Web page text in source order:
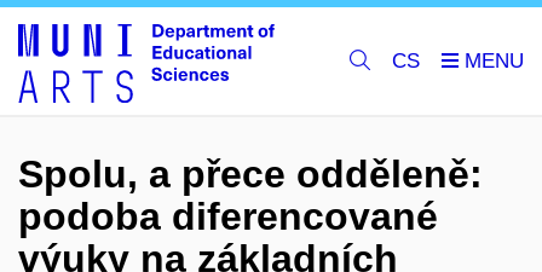
CS
Spolu, a přece odděleně:
podoba diferencované
výuky na základních